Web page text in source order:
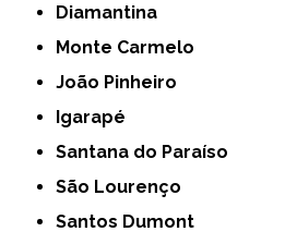
Diamantina
Monte Carmelo
João Pinheiro
Igarapé
Santana do Paraíso
São Lourenço
Santos Dumont